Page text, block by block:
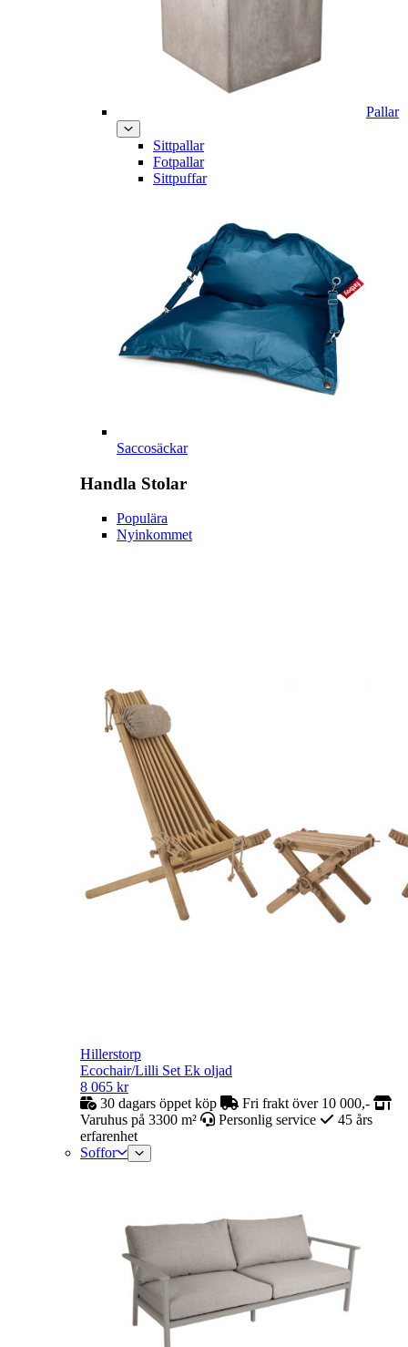
Pallar
Sittpallar
Fotpallar
Sittpuffar
Saccosäckar
Handla Stolar
Populära
Nyinkommet
Hillerstorp
Ecochair/Lilli Set Ek oljad
8 065 kr
30 dagars öppet köp
Fri frakt över 10 000,-
Varuhus på 3300 m²
Personlig service
45 års
erfarenhet
Soffor